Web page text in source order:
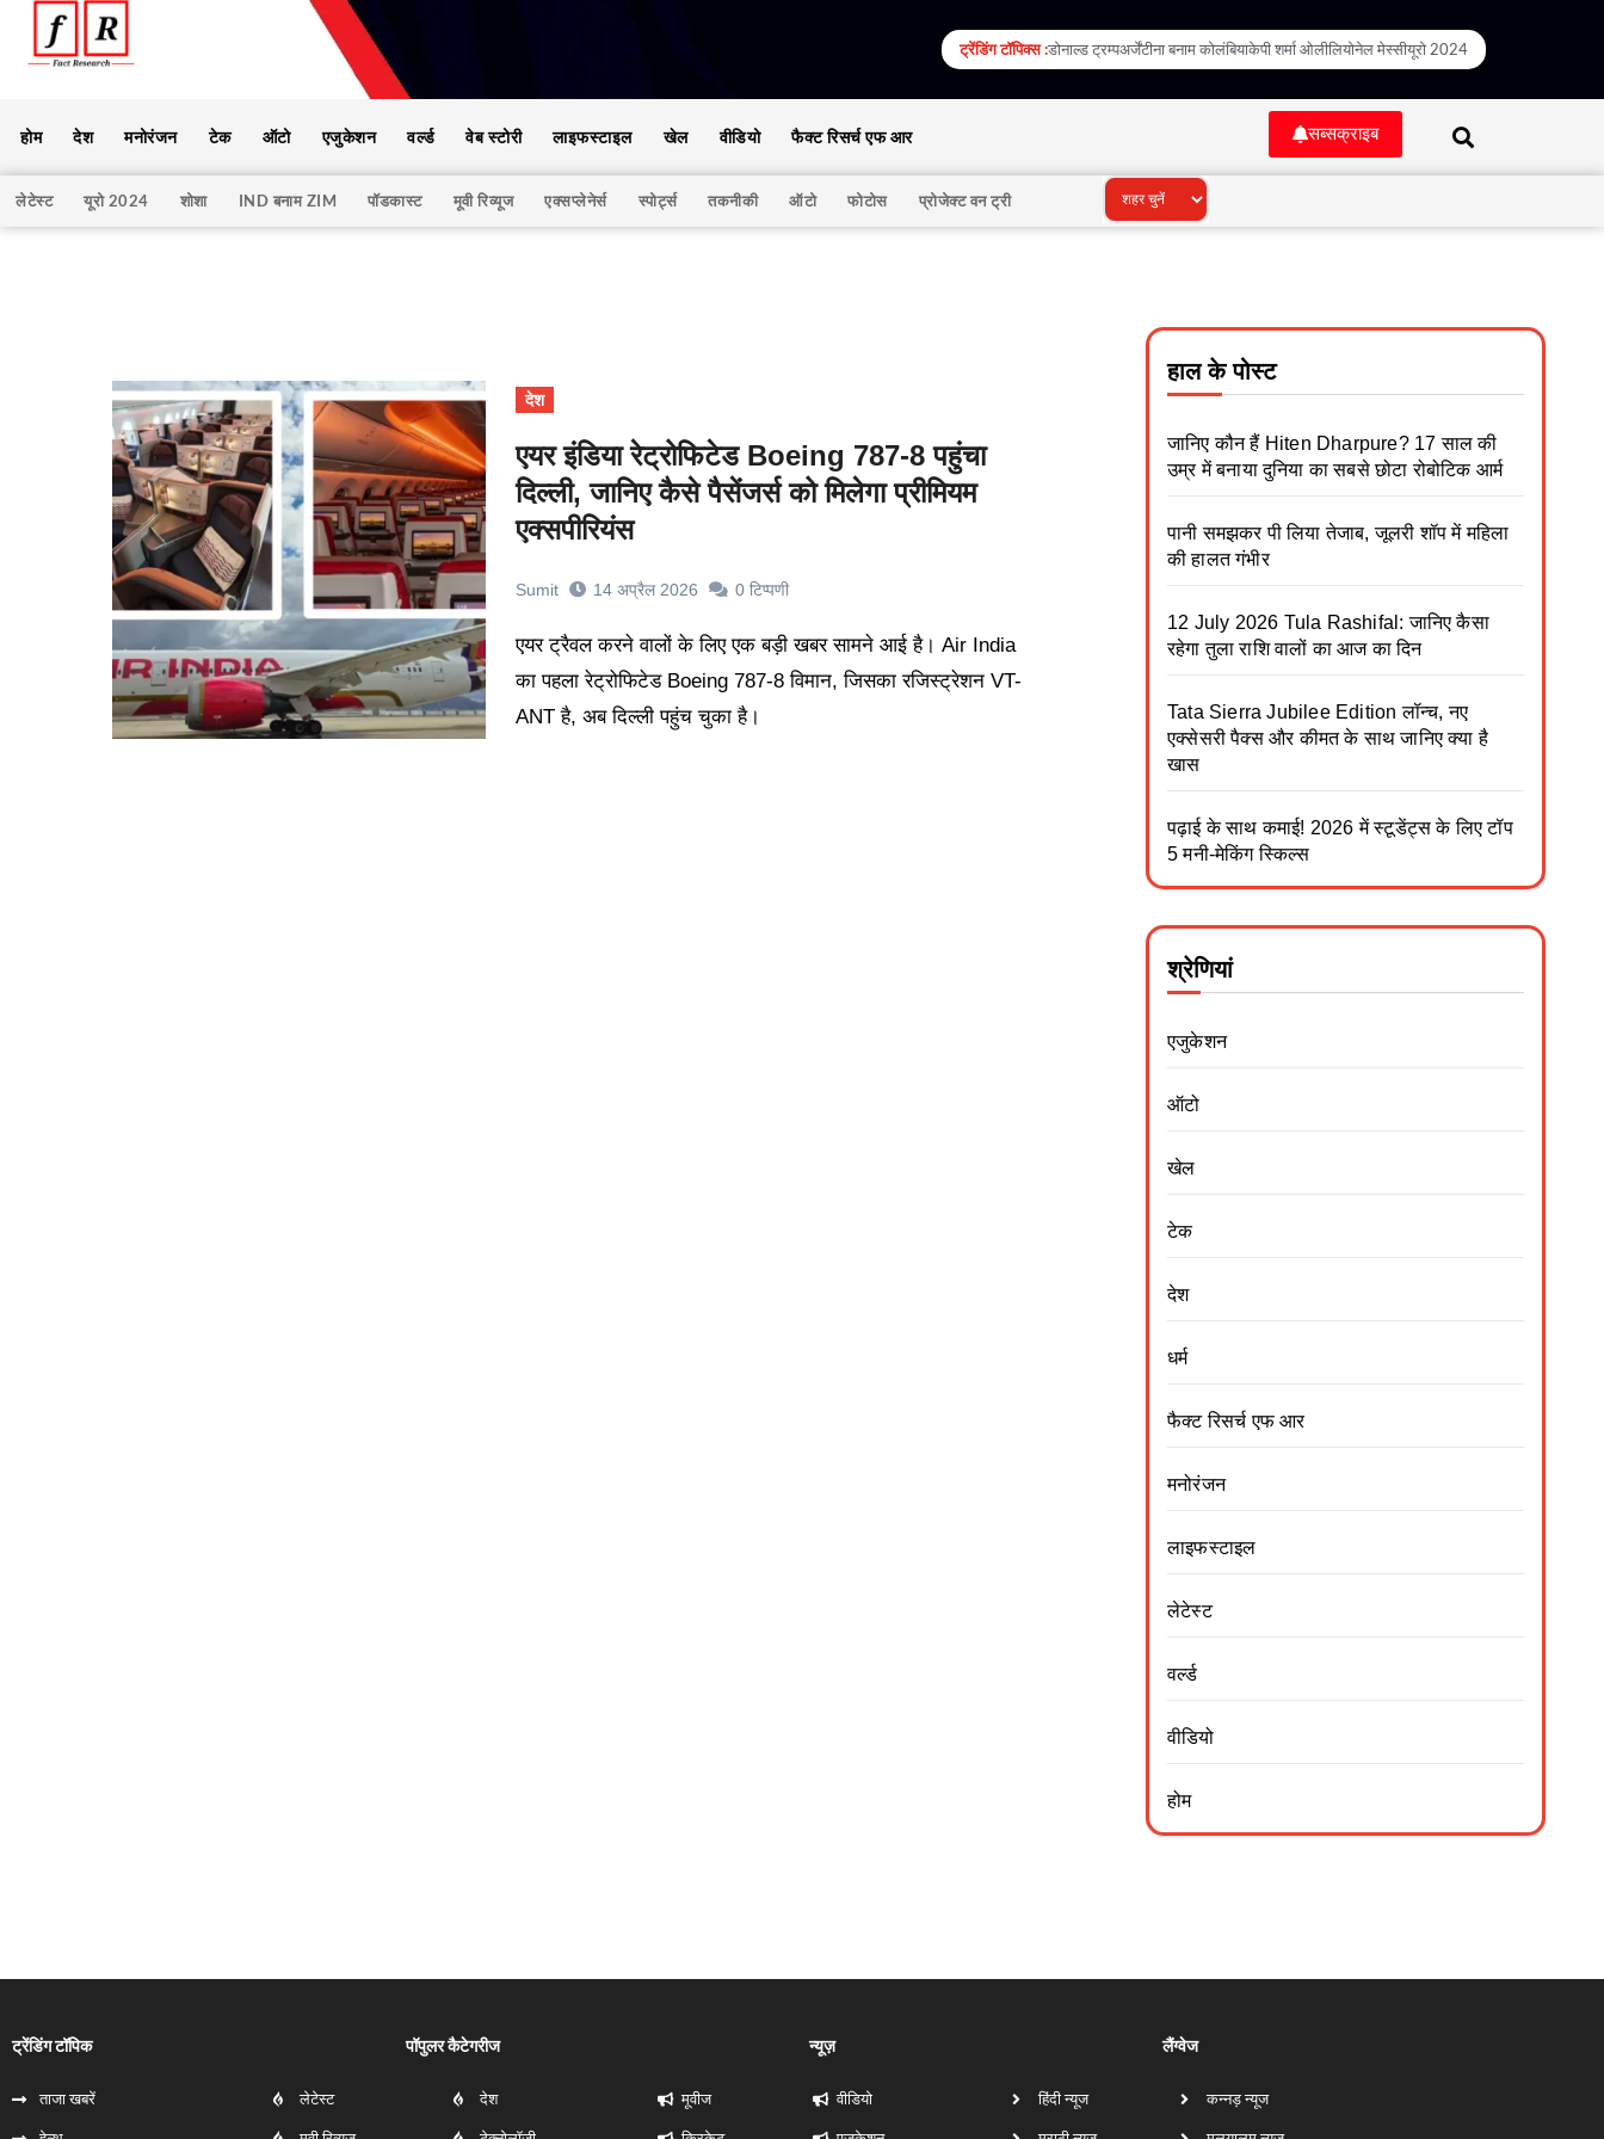
ट्रेंडिंग टॉपिक्स :डोनाल्ड ट्रम्पअर्जेंटीना बनाम कोलंबियाकेपी शर्मा ओलीलियोनेल मेस्सीयूरो 2024
होम देश मनोरंजन टेक ऑटो एजुकेशन वर्ल्ड वेब स्टोरी लाइफस्टाइल खेल वीडियो फैक्ट रिसर्च एफ आर सब्सक्राइब
लेटेस्ट यूरो 2024 शोशा IND बनाम ZIM पॉडकास्ट मूवी रिव्यूज एक्सप्लेनेर्स स्पोर्ट्स तकनीकी ऑटो फोटोस प्रोजेक्ट वन ट्री
देश
एयर इंडिया रेट्रोफिटेड Boeing 787-8 पहुंचा
दिल्ली, जानिए कैसे पैसेंजर्स को मिलेगा प्रीमियम
एक्सपीरियंस
Sumit 14 अप्रैल 2026 0 टिप्पणी
एयर ट्रैवल करने वालों के लिए एक बड़ी खबर सामने आई है। Air India
का पहला रेट्रोफिटेड Boeing 787-8 विमान, जिसका रजिस्ट्रेशन VT-
ANT है, अब दिल्ली पहुंच चुका है।
हाल के पोस्ट
जानिए कौन हैं Hiten Dharpure? 17 साल की
उम्र में बनाया दुनिया का सबसे छोटा रोबोटिक आर्म
पानी समझकर पी लिया तेजाब, जूलरी शॉप में महिला
की हालत गंभीर
12 July 2026 Tula Rashifal: जानिए कैसा
रहेगा तुला राशि वालों का आज का दिन
Tata Sierra Jubilee Edition लॉन्च, नए
एक्सेसरी पैक्स और कीमत के साथ जानिए क्या है
खास
पढ़ाई के साथ कमाई! 2026 में स्टूडेंट्स के लिए टॉप
5 मनी-मेकिंग स्किल्स
श्रेणियां
एजुकेशन
ऑटो
खेल
टेक
देश
धर्म
फैक्ट रिसर्च एफ आर
मनोरंजन
लाइफस्टाइल
लेटेस्ट
वर्ल्ड
वीडियो
होम
ट्रेंडिंग टॉपिक
ताजा खबरें
पॉपुलर कैटेगरीज
लेटेस्ट देश
न्यूज़
मूवीज वीडियो
लैंग्वेज
हिंदी न्यूज कन्नड़ न्यूज